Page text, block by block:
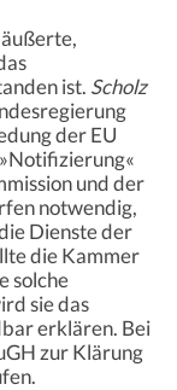
ist. Scholz
der EU
und der
notwendig,
Dienste der
die Kammer
solche
sie das
erklären. Bei
zur Klärung